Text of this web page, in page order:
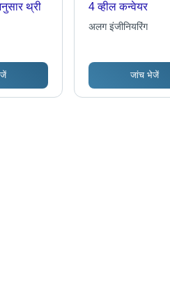
थ्री
4 व्हील कन्वेयर
अलग इंजीनियरिंग
जांच भेजें